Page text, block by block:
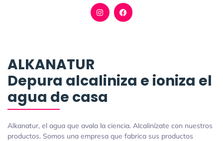
ALKANATUR
Depura alcaliniza e ioniza el
agua de casa
Alkanatur, el agua que avala la ciencia. Alcalinízate con nuestros
productos. Somos una empresa que fabrica sus productos